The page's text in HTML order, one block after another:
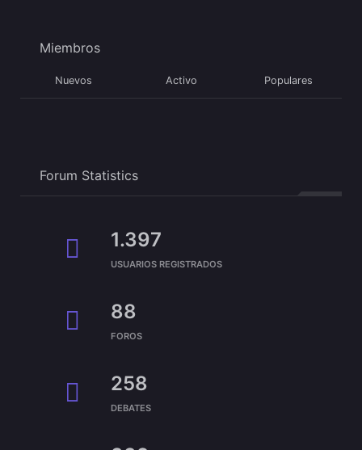
Miembros
Nuevos Activo Populares
Forum Statistics
1.397
USUARIOS REGISTRADOS
88
FOROS
258
DEBATES